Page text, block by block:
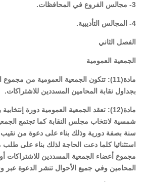
3- مجالس الفروع في المحافظات.
4- المجالس التأديبية.
الفصل الثاني
الجمعية العمومية
مادة(11): تتكون الجمعية العمومية من
بجداول نقابة المحامين المسددين للاشتراكات.
مادة(12): تعقد الجمعية العمومية دورة
شمسية لانتخاب مجلس النقابة كما تجتمع
سنة بصفة دورية وذلك بناء على دعوة من نقيب
مجموع أعضاء الجمعية المسددين للاشتراكات
المحامين وفي جميع الأحوال تنشر الدعوة عبر